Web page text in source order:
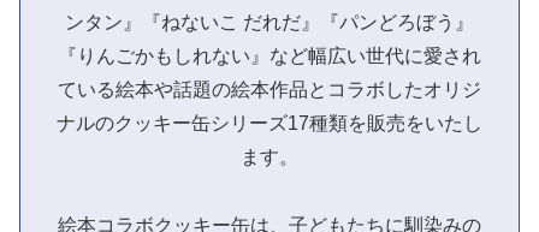
ンタン』『ねないこ だれだ』『パンどろぼう』
『りんごかもしれない』など幅広い世代に愛され
ている絵本や話題の絵本作品とコラボしたオリジ
ナルのクッキー缶シリーズ17種類を販売をいたし
ます。
絵本コラボクッキー缶は、子どもたちに馴染みの